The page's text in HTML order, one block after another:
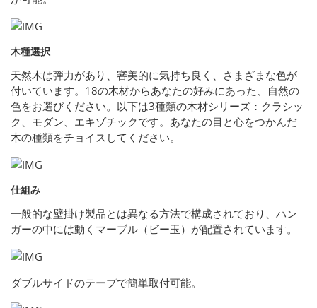
木種選択
天然木は弾力があり、審美的に気持ち良く、さまざまな色が
付いています。18の木材からあなたの好みにあった、自然の
色をお選びください。以下は3種類の木材シリーズ：クラシッ
ク、モダン、エキゾチックです。あなたの目と心をつかんだ
木の種類をチョイスしてください。
仕組み
一般的な壁掛け製品とは異なる方法で構成されており、ハン
ガーの中には動くマーブル（ビー玉）が配置されています。
ダブルサイドのテープで簡単取付可能。